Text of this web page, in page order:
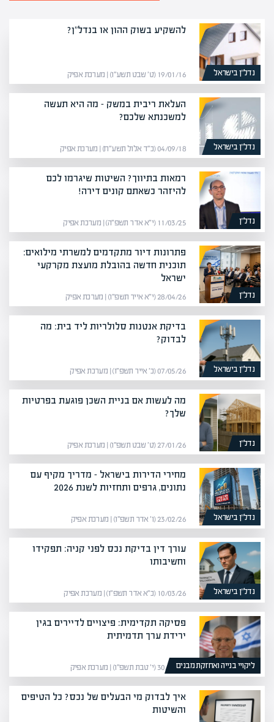
נדל”ן בישראל
להשקיע בשוק ההון או בנדל"ן?
19/01/16 (ט׳ שבט תשע״ו) | מערכת אפיק
נדל”ן בישראל
העלאת ריבית במשק – מה היא תעשה
למשכנתא שלכם?
04/09/18 (כ״ד אלול תשע״ח) | מערכת אפיק
נדל”ן
רמאות בתיווך? השיטות שיגרמו לכם
להיזהר כשאתם קונים דירה!
11/03/25 (י״א אדר תשפ״ה) | מערכת אפיק
נדל”ן
פתרונות דיור מתקדמים למשרתי מילואים:
תוכנית חדשה בהובלת מועצת מקרקעי
ישראל
28/04/26 (י״א אייר תשפ״ו) | מערכת אפיק
נדל”ן בישראל
בדיקת אנטנות סלולריות ליד בית: מה
לבדוק?
07/05/26 (כ׳ אייר תשפ״ו) | מערכת אפיק
נדל”ן
מה לעשות אם בניית השכן פוגעת בפרטיות
שלך?
27/01/26 (ט׳ שבט תשפ״ו) | מערכת אפיק
נדל”ן בישראל
מחירי הדירות בישראל – מדריך מקיף עם
נתונים, גרפים ותחזיות לשנת 2026
23/02/26 (ו׳ אדר תשפ״ו) | מערכת אפיק
נדל”ן בישראל
עורך דין בדיקת נכס לפני קניה: תפקידו
וחשיבותו
10/03/26 (כ״א אדר תשפ״ו) | מערכת אפיק
ליקויי בנייה ואחזקת מבנים
פסיקה תקדימית: פיצויים לדיירים בגין
ירידת ערך תדמיתית
30/12/25 (י׳ טבת תשפ״ו) | מערכת אפיק
איך לבדוק מי הבעלים של נכס? כל הטיפים
והשיטות